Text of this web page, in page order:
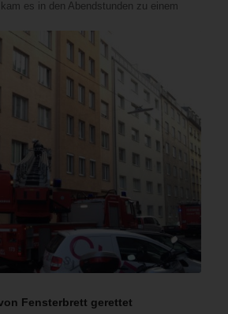
es in den Abendstunden zu einem
Fensterbrett gerettet